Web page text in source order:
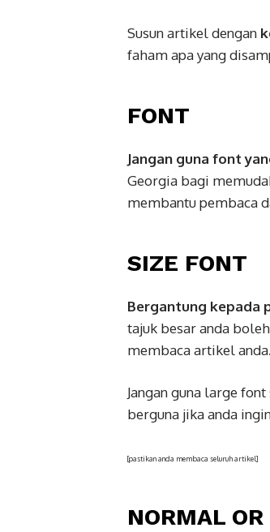
Susun artikel dengan
faham apa yang
FONT
Jangan guna font
Georgia bagi
membantu pembaca
SIZE FONT
Bergantung kepada
tajuk besar anda
membaca artikel anda.
Jangan guna large
berguna jika anda
[pastikan anda membaca seluruh artikel]
NORMAL